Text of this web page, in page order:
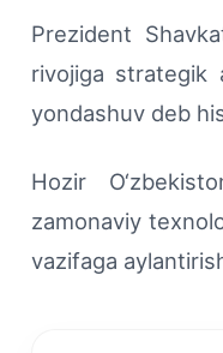
Prezident
rivojiga strategik
yondashuv deb
Hozir
zamonaviy
vazifaga